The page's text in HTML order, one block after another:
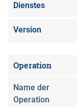
Dienstes
Version
Operation
Name der
Operation